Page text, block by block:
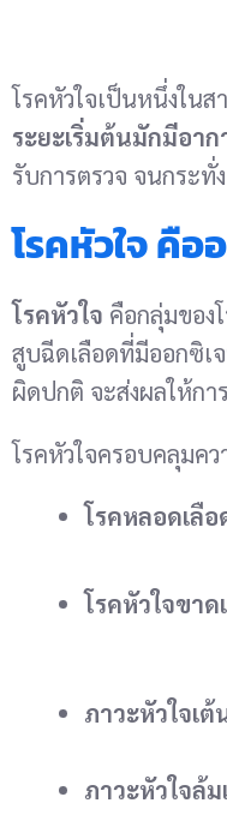
โรคหัวใจเป็นหนึ่งใน
ระยะเริ่มต้นมักมีอาก
รับการตรวจ จนกระทั่
โรคหัวใจ คืออ
โรคหัวใจ คือกลุ่มของ
สูบฉีดเลือดที่มีออกซิเ
ผิดปกติ จะส่งผลให้กา
โรคหัวใจครอบคลุมค
โรคหลอดเลื
โรคหัวใจขาด
ภาวะหัวใจเ
ภาวะหัวใจล้ม